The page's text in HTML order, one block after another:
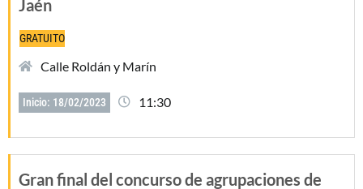
Jaén
GRATUITO
Calle Roldán y Marín
Inicio: 18/02/2023 11:30
Gran final del concurso de agrupaciones de